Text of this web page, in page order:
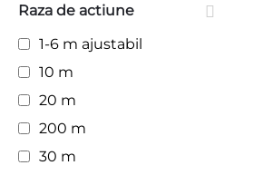
PHOBOS AC B
PHOBOS AC B25
PHOBOS AC B50
UNIVERSAL
Raza de actiune
1-6 m ajustabil
10 m
20 m
200 m
30 m